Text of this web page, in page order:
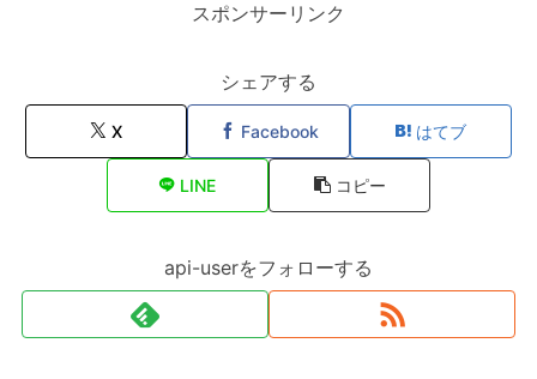
スポンサーリンク
シェアする
X Facebook はてブ
LINE コピー
api-userをフォローする